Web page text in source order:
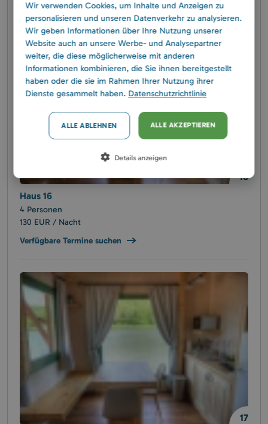
Haus 16
16
4 Personen
130 EUR / Nacht
Verfügbare Termine suchen
17
Wir verwenden Cookies, um Inhalte und Anzeigen zu
personalisieren und unseren Datenverkehr zu analysieren.
Wir geben Informationen über Ihre Nutzung unserer
Website auch an unsere Werbe- und Analysepartner
weiter, die diese möglicherweise mit anderen
Informationen kombinieren, die Sie ihnen bereitgestellt
haben oder die sie im Rahmen Ihrer Nutzung ihrer
Dienste gesammelt haben. Datenschutzrichtlinie
ALLE AKZEPTIEREN
ALLE ABLEHNEN
Details anzeigen